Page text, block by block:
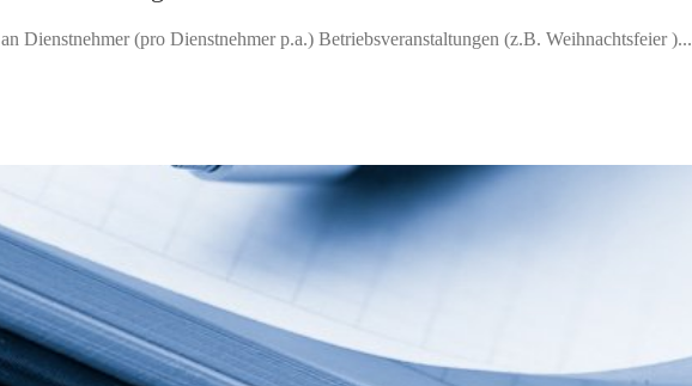
Dienstnehmer (pro Dienstnehmer p.a.) Betriebsveranstaltungen (z.B. Weihnachtsfeier )...